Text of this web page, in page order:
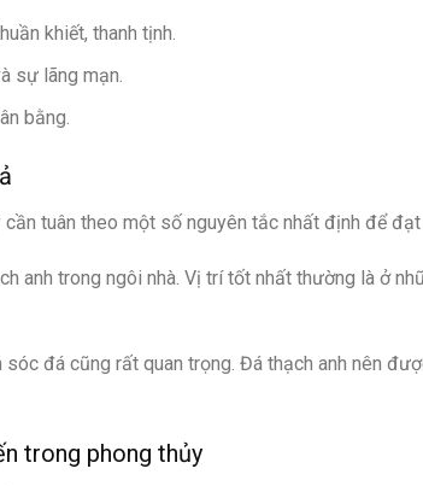
khiết, thanh tịnh.
sự lãng mạn.
bằng.
tuân theo một số nguyên tắc nhất định để
anh trong ngôi nhà. Vị trí tốt nhất thường là ở
sóc đá cũng rất quan trọng. Đá thạch anh nên
trong phong thủy